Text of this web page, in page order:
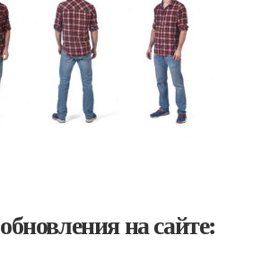
на сайте: